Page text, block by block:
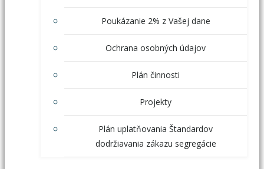
Poukázanie 2% z Vašej dane
Ochrana osobných údajov
Plán činnosti
Projekty
Plán uplatňovania Štandardov
dodržiavania zákazu segregácie